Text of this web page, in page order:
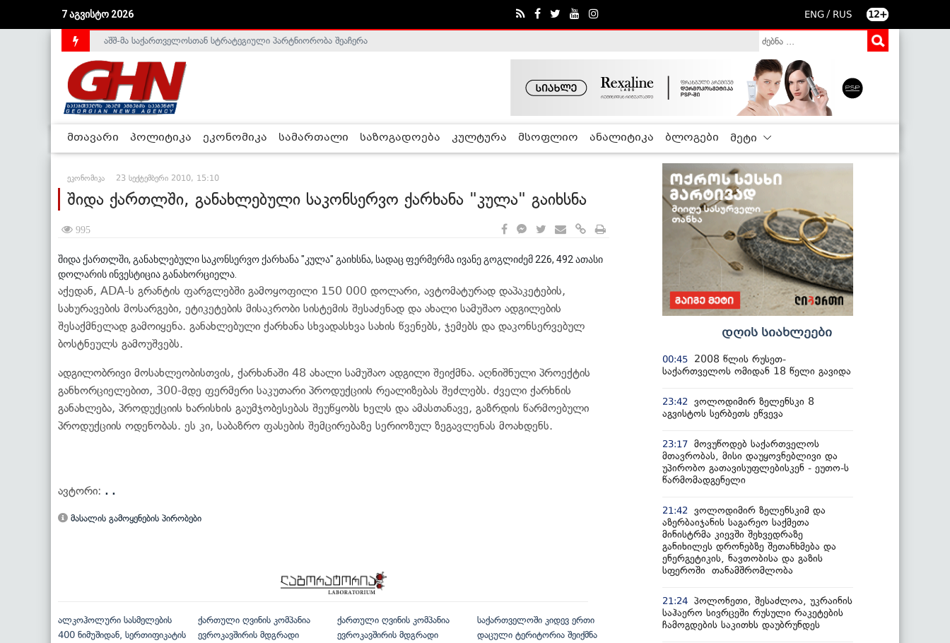
7 აგვისტო 2026 ENG / RUS 12+
საქართველოს დე-ფაქტო მთავრობა არალეგიტიმურია - ჰელსინკის კომისია
აშშ-მა საქართველოსთან სტრატეგიული პარტნიორობა შეაჩერა
მთავარი პოლიტიკა ეკონომიკა სამართალი საზოგადოება კულტურა მსოფლიო ანალიტიკა ბლოგები მეტი
ეკონომიკა 23 სექტემბერი 2010, 15:10
შიდა ქართლში, განახლებული საკონსერვო ქარხანა "კულა" გაიხსნა
995
შიდა ქართლში, განახლებული საკონსერვო ქარხანა "კულა" გაიხსნა, სადაც ფერმერმა ივანე გოგლიძემ 226, 492 ათასი
დოლარის ინვესტიცია განახორციელა.
აქედან, ADA-ს გრანტის ფარგლებში გამოყოფილი 150 000 დოლარი, ავტომატურად დაპაკეტების,
სახურავების მოსარგები, ეტიკეტების მისაკრობი სისტემის შესაძენად და ახალი სამუშაო ადგილების
შესაქმნელად გამოიყენა. განახლებული ქარხანა სხვადასხვა სახის წვენებს, ჯემებს და დაკონსერვებულ
ბოსტნეულს გამოუშვებს.
ადგილობრივი მოსახლეობისთვის, ქარხანაში 48 ახალი სამუშაო ადგილი შეიქმნა. აღნიშნული პროექტის
განხორციელებით, 300-მდე ფერმერი საკუთარი პროდუქციის რეალიზებას შეძლებს. ძველი ქარხნის
განახლება, პროდუქციის ხარისხის გაუმჯობესებას შეუწყობს ხელს და ამასთანავე, გაზრდის წარმოებული
პროდუქციის ოდენობას. ეს კი, საბაზრო ფასების შემცირებაზე სერიოზულ ზეგავლენას მოახდენს.
ავტორი: . .
მასალის გამოყენების პირობები
ალკოჰოლური სასმელების
400 ნიმუშიდან, სერთიფიკატის
ქართული ღვინის კომპანია
ევროკავშირის მდგრადი
ქართული ღვინის კომპანია
ევროკავშირის მდგრადი
საქართველოში კიდევ ერთი
დაცული ტერიტორია შეიქმნა
დღის სიახლეები
00:45
2008 წლის რუსეთ-
საქართველოს ომიდან 18 წელი გავიდა
23:42
ვოლოდიმირ ზელენსკი 8
აგვისტოს სერბეთს ეწვევა
23:17 მოვუწოდებ საქართველოს
მთავრობას, მისი დაუყოვნებლივი და
უპირობო გათავისუფლებისკენ - ეუთო-ს
წარმომადგენელი
21:42
ვოლოდიმირ ზელენსკიმ და
აზერბაიჯანის საგარეო საქმეთა
მინისტრმა კიევში შეხვედრაზე
განიხილეს დრონებზე შეთანხმება და
ენერგეტიკის, ნავთობისა და გაზის
სფეროში თანამშრომლობა
21:24 პოლონეთი, შესაძლოა, უკრაინის
საჰაერო სივრცეში რუსული რაკეტების
ჩამოგდების საკითხს დაუბრუნდეს